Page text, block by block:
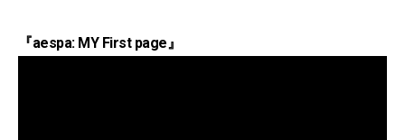
『aespa: MY First page』